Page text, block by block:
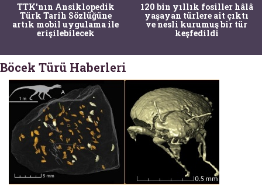
TTK'nın Ansiklopedik
Türk Tarih Sözlüğüne
artık mobil uygulama ile
erişilebilecek
120 bin yıllık fosiller hâlâ
yaşayan türlere ait çıktı
ve nesli kurumuş bir tür
keşfedildi
Böcek Türü Haberleri